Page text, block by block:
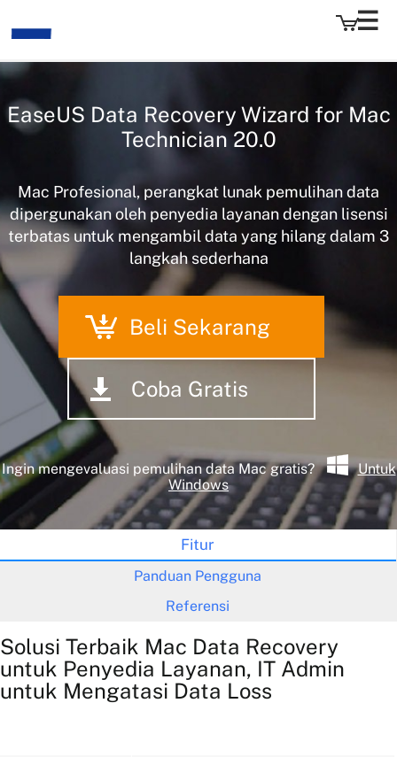
EaseUS
EaseUS Data Recovery Wizard for Mac
Technician 20.0
Mac Profesional, perangkat lunak pemulihan data
dipergunakan oleh penyedia layanan dengan lisensi
terbatas untuk mengambil data yang hilang dalam 3
langkah sederhana
Beli Sekarang
Coba Gratis
Ingin mengevaluasi pemulihan data Mac gratis?
Untuk
Windows
Fitur
Panduan Pengguna
Referensi
Solusi Terbaik Mac Data Recovery
untuk Penyedia Layanan, IT Admin
untuk Mengatasi Data Loss